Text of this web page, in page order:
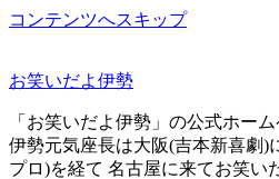
コンテンツへスキップ
お笑いだよ伊勢
「お笑いだよ伊勢」の公式ホー
伊勢元気座長は大阪(吉本新喜劇)
プロ)を経て 名古屋に来てお笑い